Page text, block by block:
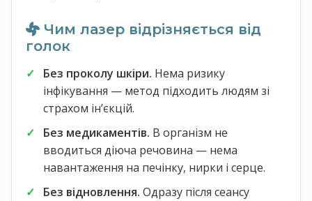
Чим лазер відрізняється від
голок
Без проколу шкіри. Нема ризику
інфікування — метод підходить людям зі
страхом інʼєкцій.
Без медикаментів. В організм не
вводиться діюча речовина — нема
навантаження на печінку, нирки і серце.
Без відновлення. Одразу після сеансу